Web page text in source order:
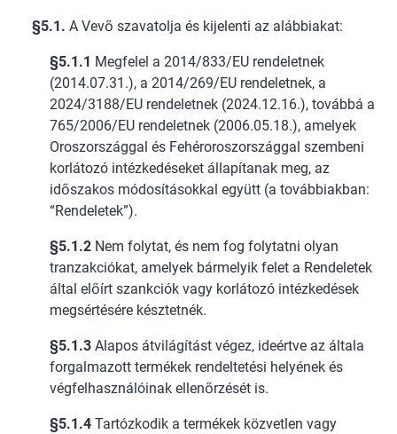
§5.1. A Vevő szavatolja és kijelenti az alábbiakat:
§5.1.1 Megfelel a 2014/833/EU rendeletnek
(2014.07.31.), a 2014/269/EU rendeletnek, a
2024/3188/EU rendeletnek (2024.12.16.), továbbá a
765/2006/EU rendeletnek (2006.05.18.), amelyek
Oroszországgal és Fehéroroszországgal szembeni
korlátozó intézkedéseket állapítanak meg, az
időszakos módosításokkal együtt (a továbbiakban:
“Rendeletek”).
§5.1.2 Nem folytat, és nem fog folytatni olyan
tranzakciókat, amelyek bármelyik felet a Rendeletek
által előírt szankciók vagy korlátozó intézkedések
megsértésére késztetnék.
§5.1.3 Alapos átvilágítást végez, ideértve az általa
forgalmazott termékek rendeltetési helyének és
végfelhasználóinak ellenőrzését is.
§5.1.4 Tartózkodik a termékek közvetlen vagy